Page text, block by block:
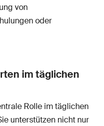
von
oder
im täglichen
Rolle im täglichen
unterstützen nicht nur